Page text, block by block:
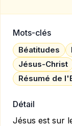
Mots-clés
Béatitudes
Jésus-Christ
Résumé de
Détail
Jésus est sur